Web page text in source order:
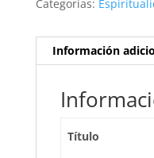
Categorías:
Información
Título